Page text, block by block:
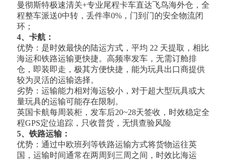
曼彻斯特极速清关+专业尾程卡车直达飞鸟海外仓，全
程整车派送0中转，丢件率0%，门到门的安全物流闭
环；
4、卡航：
优势：是时效最快的陆运方式，平均 22 天提取，相比
海运和铁路运输更快捷。高频率发车，无需订舱排
仓，即装即走，极其方便快捷，能为玩具出口商提供
较为灵活的运输选择。
劣势：运输能力相对海运较小，对于超大型玩具或大
量玩具的运输可能存在限制。
英国卡航每周装柜，发车后20~28天签收，时效稳定全
程GPS定位追踪，只收普货，无惧查验风险
5、铁路运输：
优势：通过中欧班列等铁路运输方式将货物运往英
国，运输时间通常在两周到三周之间，时效比海运